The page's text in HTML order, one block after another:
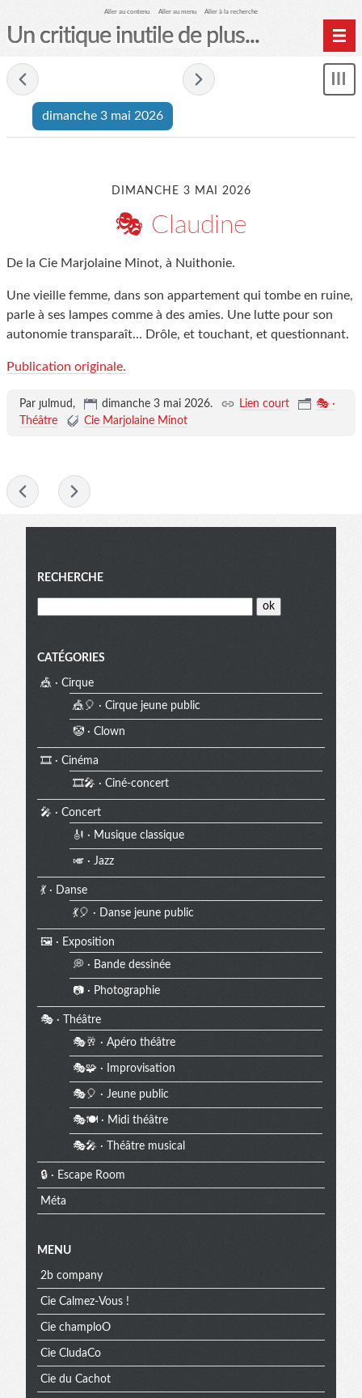
Aller au contenu Aller au menu Aller à la recherche
Un critique inutile de plus...
Home
Archives
dimanche 3 mai 2026
DIMANCHE 3 MAI 2026
🎭 Claudine
De la Cie Marjolaine Minot, à Nuithonie.
Une vieille femme, dans son appartement qui tombe en ruine,
parle à ses lampes comme à des amies. Une lutte pour son
autonomie transparaît... Drôle, et touchant, et questionnant.
Publication originale.
Par ȷulmud, dimanche 3 mai 2026. Lien court
🎭 ·
Théâtre
Cie Marjolaine Minot
Menu
RECHERCHE
CATÉGORIES
🎪 · Cirque
🎪🎈 · Cirque jeune public
🤡 · Clown
🎞️ · Cinéma
🎞️🎤 · Ciné-concert
🎤 · Concert
🎻 · Musique classique
🎺 · Jazz
💃 · Danse
💃🎈 · Danse jeune public
🖼️ · Exposition
💭 · Bande dessinée
📷 · Photographie
🎭 · Théâtre
🎭🥂 · Apéro théâtre
🎭🧩 · Improvisation
🎭🎈 · Jeune public
🎭🍽️ · Midi théâtre
🎭🎤 · Théâtre musical
🔒 · Escape Room
Méta
MENU
2b company
Cie Calmez-Vous !
Cie champloO
Cie CludaCo
Cie du Cachot